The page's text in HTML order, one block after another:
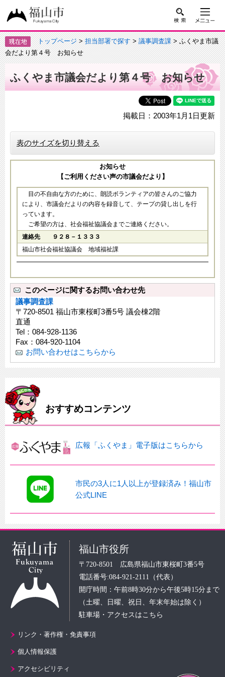
トップページ>担当部署で探す>議事調査課> ふくやま市議
会だより第４号 お知らせ
ふくやま市議会だより第４号 お知らせ
掲載日：2003年1月1日更新
表のサイズを切り替える
お知らせ
【ご利用ください声の市議会だより】
目の不自由な方のために、朗読ボランティアの皆さんのご協力
により、市議会だよりの内容を録音して、テープの貸し出しを行
っています。
ご希望の方は、社会福祉協議会までご連絡ください。
連絡先 ９２８－１３３３
福山市社会福祉協議会 地域福祉課
このページに関するお問い合わせ先
議事調査課
〒720-8501 福山市東桜町3番5号 議会棟2階
直通
Tel：084-928-1136
Fax：084-920-1104
お問い合わせはこちらから
おすすめコンテンツ
広報「ふくやま」電子版はこちらから
市民の3人に1人以上が登録済み！福山市
公式LINE
福山市役所
〒720-8501 広島県福山市東桜町3番5号
電話番号:084-921-2111（代表）
開庁時間：午前8時30分から午後5時15分まで
（土曜、日曜、祝日、年末年始は除く）
駐車場・アクセスはこちら
リンク・著作権・免責事項
個人情報保護
アクセシビリティ